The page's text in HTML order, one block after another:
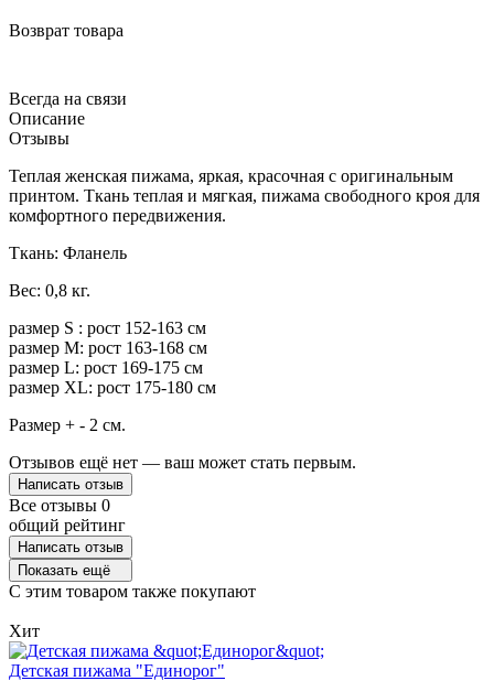
Возврат товара
Всегда на связи
Описание
Отзывы
Теплая женская пижама, яркая, красочная с оригинальным
принтом. Ткань теплая и мягкая, пижама свободного кроя для
комфортного передвижения.
Ткань: Фланель
Вес: 0,8 кг.
размер S : рост 152-163 см
размер M: рост 163-168 см
размер L: рост 169-175 см
размер XL: рост 175-180 см
Размер + - 2 см.
Отзывов ещё нет — ваш может стать первым.
Написать отзыв
Все отзывы 0
общий рейтинг
Написать отзыв
Показать ещё
C этим товаром также покупают
Хит
Детская пижама "Единорог"